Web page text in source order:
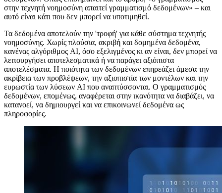
στην τεχνητή νοημοσύνη απαιτεί γραμματισμό δεδομένων» – και
αυτό είναι κάτι που δεν μπορεί να υποτιμηθεί.
Τα δεδομένα αποτελούν την 'τροφή' για κάθε σύστημα τεχνητής
νοημοσύνης. Χωρίς πλούσια, ακριβή και δομημένα δεδομένα,
κανένας αλγόριθμος AI, όσο εξελιγμένος κι αν είναι, δεν μπορεί να
λειτουργήσει αποτελεσματικά ή να παράγει αξιόπιστα
αποτελέσματα. Η ποιότητα των δεδομένων επηρεάζει άμεσα την
ακρίβεια των προβλέψεων, την αξιοπιστία των μοντέλων και την
ευρωστία των λύσεων AI που αναπτύσσονται. Ο γραμματισμός
δεδομένων, επομένως, αναφέρεται στην ικανότητα να διαβάζει, να
κατανοεί, να δημιουργεί και να επικοινωνεί δεδομένα ως
πληροφορίες.